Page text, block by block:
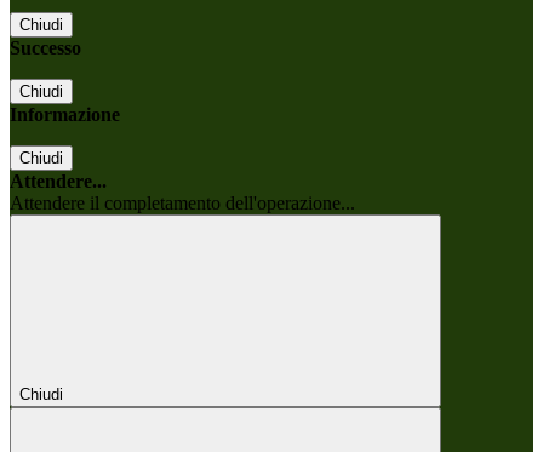
Chiudi
Successo
Chiudi
Informazione
Chiudi
Attendere...
Attendere il completamento dell'operazione...
Chiudi